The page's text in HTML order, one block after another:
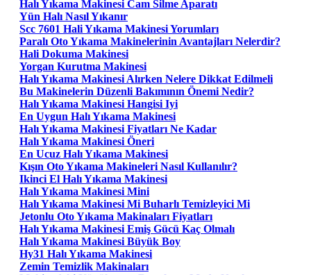
Halı Yıkama Makinesi Cam Silme Aparatı
Yün Halı Nasıl Yıkanır
Scc 7601 Hali Yıkama Makinesi Yorumları
Paralı Oto Yıkama Makinelerinin Avantajları Nelerdir?
Hali Dokuma Makinesi
Yorgan Kurutma Makinesi
Halı Yıkama Makinesi Alırken Nelere Dikkat Edilmeli
Bu Makinelerin Düzenli Bakımının Önemi Nedir?
Halı Yıkama Makinesi Hangisi Iyi
En Uygun Halı Yıkama Makinesi
Halı Yıkama Makinesi Fiyatları Ne Kadar
Halı Yıkama Makinesi Öneri
En Ucuz Halı Yıkama Makinesi
Kışın Oto Yıkama Makineleri Nasıl Kullanılır?
Ikinci El Halı Yıkama Makinesi
Halı Yıkama Makinesi Mini
Halı Yıkama Makinesi Mi Buharlı Temizleyici Mi
Jetonlu Oto Yıkama Makinaları Fiyatları
Halı Yıkama Makinesi Emiş Gücü Kaç Olmalı
Halı Yıkama Makinesi Büyük Boy
Hy31 Halı Yıkama Makinesi
Zemin Temizlik Makinaları